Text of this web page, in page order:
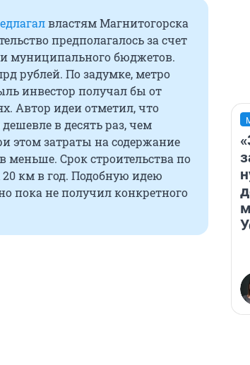
властям Магнитогорска
предполагалось за счет
муниципального бюджетов.
рублей. По задумке, метро
инвестор получал бы от
Автор идеи отметил, что
в десять раз, чем
этом затраты на содержание
меньше. Срок строительства по
км в год. Подобную идею
пока не получил конкретного